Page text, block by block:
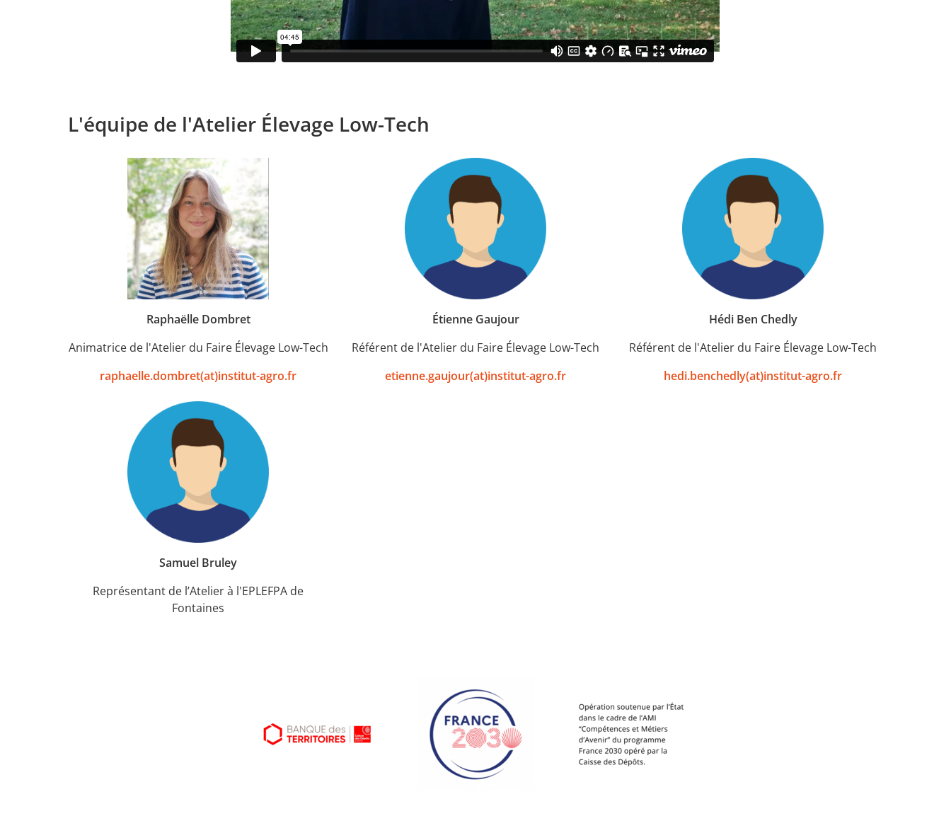
L'équipe de l'Atelier Élevage Low-Tech
Raphaëlle Dombret
Animatrice de l'Atelier du Faire Élevage Low-Tech
raphaelle.dombret(at)institut-agro.fr
Étienne Gaujour
Référent de l'Atelier du Faire Élevage Low-Tech
etienne.gaujour(at)institut-agro.fr
Hédi Ben Chedly
Référent de l'Atelier du Faire Élevage Low-Tech
hedi.benchedly(at)institut-agro.fr
Samuel Bruley
Représentant de l’Atelier à l'EPLEFPA de
Fontaines